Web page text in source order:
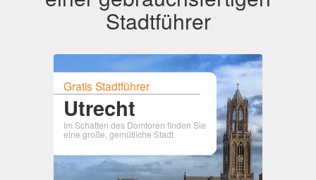
Stadtführer
Gratis Stadtführer
Utrecht
Im Schatten des Domtoren finden Sie
eine große, gemütliche Stadt